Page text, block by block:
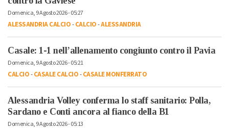
Domenica, 9 Agosto 2026 - 05:27
ALESSANDRIA CALCIO-CALCIO-ALESSANDRIA
Casale: 1-1 nell’allenamento congiunto contro il Pavia
Domenica, 9 Agosto 2026 - 05:21
CALCIO-CASALE CALCIO-CASALE MONFERRATO
Alessandria Volley conferma lo staff sanitario: Polla,
Sardano e Conti ancora al fianco della B1
Domenica, 9 Agosto 2026 - 05:13